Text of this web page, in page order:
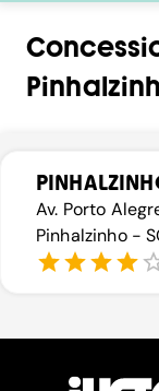
Av. Porto
Pinhalzinho -